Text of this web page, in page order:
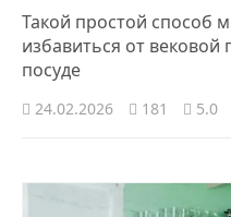
Такой простой способ
избавиться от вековой
посуде
24.02.2026 181 5.0